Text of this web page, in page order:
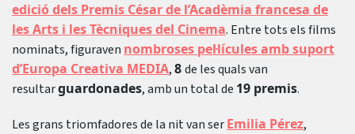
edició dels Premis César de l’Acadèmia francesa de
les Arts i les Tècniques del Cinema. Entre tots els films
nominats, figuraven nombroses pel·lícules amb suport
d’Europa Creativa MEDIA,8de les quals van
resultarguardonades, amb un total de 19 premis.
Les grans triomfadores de la nit van serEmilia Pérez,